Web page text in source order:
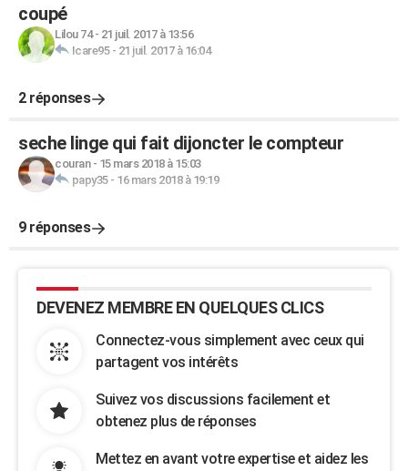
coupé
Lilou 74- 21 juil. 2017 à 13:56
Icare95- 21 juil. 2017 à 16:04
2 réponses
seche linge qui fait dijoncter le compteur
couran- 15 mars 2018 à 15:03
papy35- 16 mars 2018 à 19:19
9 réponses
DEVENEZ MEMBRE EN QUELQUES CLICS
Connectez-vous simplement avec ceux qui
partagent vos intérêts
Suivez vos discussions facilement et
obtenez plus de réponses
Mettez en avant votre expertise et aidez les